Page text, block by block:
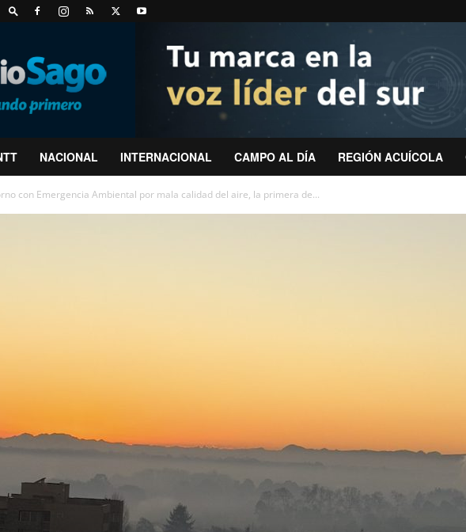
NACIONAL INTERNACIONAL CAMPO AL DÍA REGIÓN ACUÍCOLA
con Emergencia Ambiental por mala calidad del aire, la primera de...